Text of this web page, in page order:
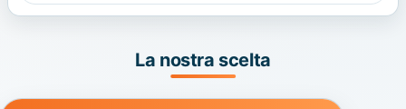
La nostra scelta